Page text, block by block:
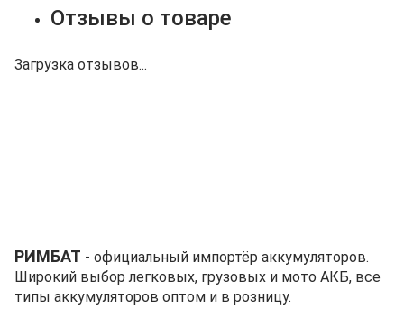
Отзывы о товаре
Загрузка отзывов...
РИМБАТ - официальный импортёр аккумуляторов.
Широкий выбор легковых, грузовых и мото АКБ, все
типы аккумуляторов оптом и в розницу.